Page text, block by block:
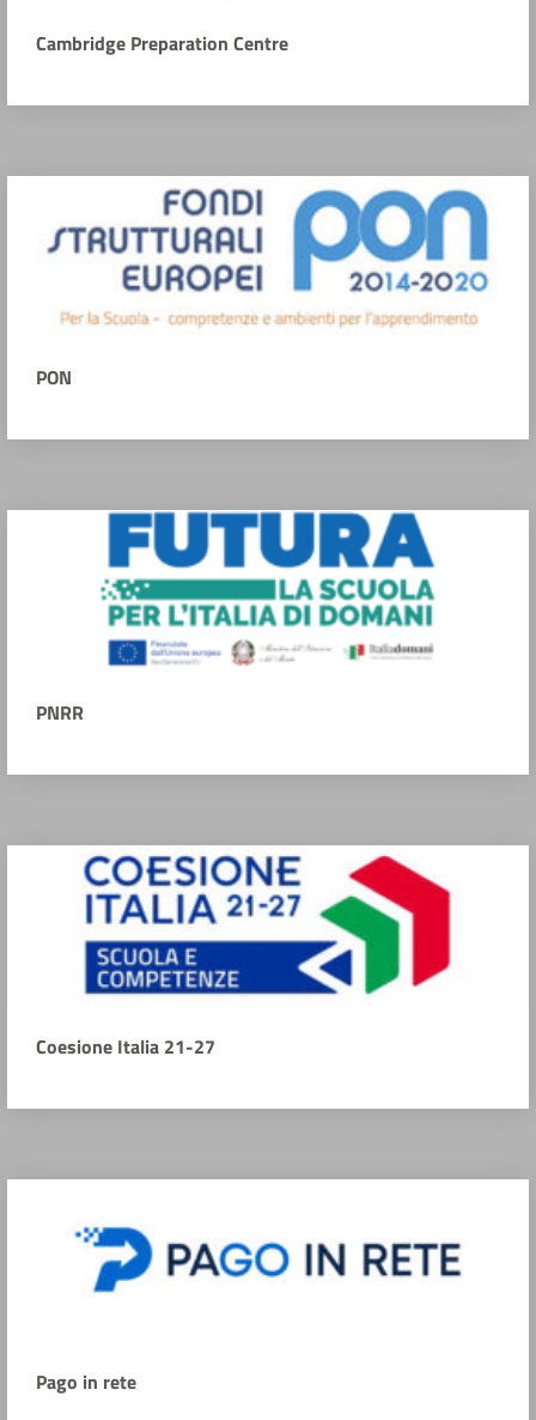
Cambridge Preparation Centre
PON
PNRR
Coesione Italia 21-27
Pago in rete